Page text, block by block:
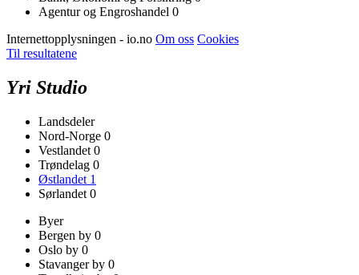
Agentur og Engroshandel 0
Internettopplysningen - io.no Om oss Cookies
Til resultatene
Yri Studio
Landsdeler
Nord-Norge 0
Vestlandet 0
Trøndelag 0
Østlandet 1
Sørlandet 0
Byer
Bergen by 0
Oslo by 0
Stavanger by 0